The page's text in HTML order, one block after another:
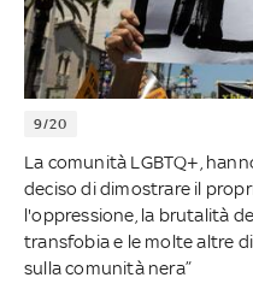
9/20
La comunità LGBTQ+,
deciso di dimostrare il
l'oppressione, la brutalità
transfobia e le molte altre
sulla comunità nera”